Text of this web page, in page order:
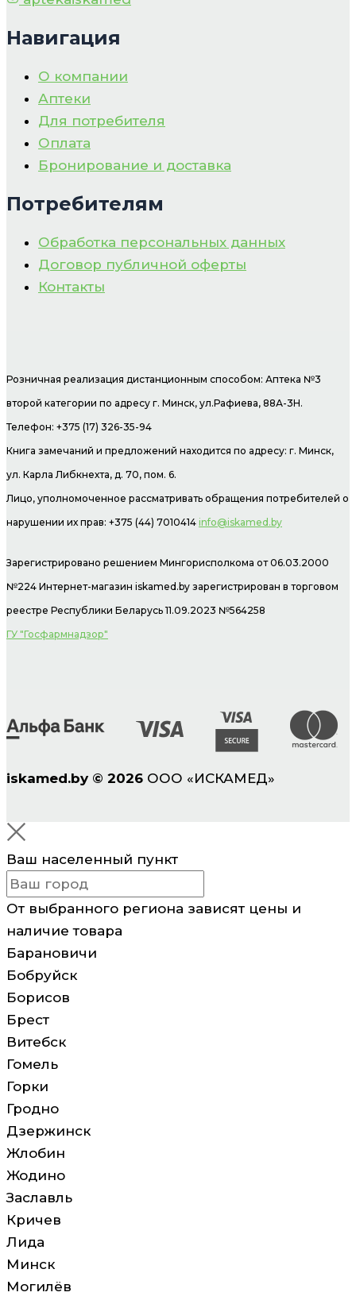
Навигация
О компании
Аптеки
Для потребителя
Оплата
Бронирование и доставка
Потребителям
Обработка персональных данных
Договор публичной оферты
Контакты
Розничная реализация дистанционным способом: Аптека №3
второй категории по адресу г. Минск, ул.Рафиева, 88А-3Н.
Телефон: +375 (17) 326-35-94
Книга замечаний и предложений находится по адресу: г. Минск,
ул. Карла Либкнехта, д. 70, пом. 6.
Лицо, уполномоченное рассматривать обращения потребителей о
нарушении их прав: +375 (44) 7010414 info@iskamed.by
Зарегистрировано решением Мингорисполкома от 06.03.2000
№224 Интернет-магазин iskamed.by зарегистрирован в торговом
реестре Республики Беларусь 11.09.2023 №564258
ГУ "Госфармнадзор"
iskamed.by © 2026 ООО «ИСКАМЕД»
Ваш населенный пункт
От выбранного региона зависят цены и
наличие товара
Барановичи
Бобруйск
Борисов
Брест
Витебск
Гомель
Горки
Гродно
Дзержинск
Жлобин
Жодино
Заславль
Кричев
Лида
Минск
Могилёв